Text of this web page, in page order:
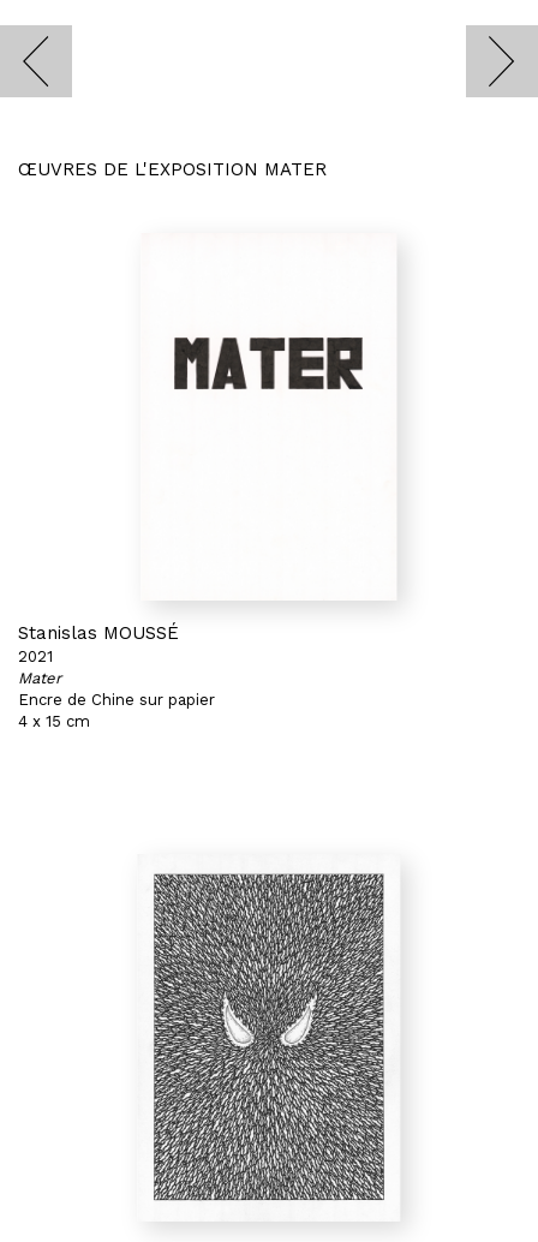
ŒUVRES DE L'EXPOSITION MATER
Stanislas MOUSSÉ
2021
Mater
Encre de Chine sur papier
4 x 15 cm